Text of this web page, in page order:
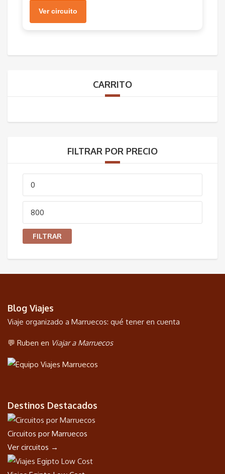
Ver circuito
CARRITO
FILTRAR POR PRECIO
Precio
mínimo
Precio
máximo
FILTRAR
Blog Viajes
Viaje organizado a Marruecos: qué tener en cuenta
💬 Ruben en Viajar a Marruecos
Destinos Destacados
Circuitos por Marruecos
Ver circuitos →